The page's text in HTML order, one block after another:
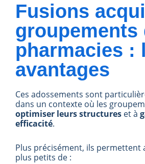
Fusions
groupements
pharmacies :
avantages
Ces adossements sont
dans un contexte où les
optimiser leurs structures et à
efficacité.
Plus précisément, ils permettent
plus petits de :